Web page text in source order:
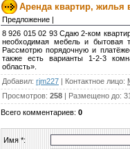
Аренда квартир, жилья
Предложение |
8 926 015 02 93 Сдаю 2-ком
необходимая мебель и бытовая
Рассмотрю порядочную и
также есть варианты 1-2-3
область».
Добавил: rjm227 | Контактное лицо:
Просмотров: 258 | Размещено до:
Всего комментариев: 0
Имя *: